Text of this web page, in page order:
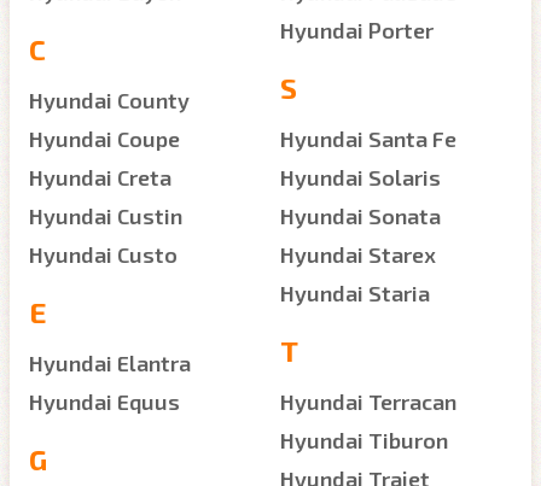
C
Hyundai County
Hyundai Coupe
Hyundai Creta
Hyundai Custin
Hyundai Custo
E
Hyundai Elantra
Hyundai Equus
G
Hyundai Porter
S
Hyundai Santa Fe
Hyundai Solaris
Hyundai Sonata
Hyundai Starex
Hyundai Staria
T
Hyundai Terracan
Hyundai Tiburon
Hyundai Trajet